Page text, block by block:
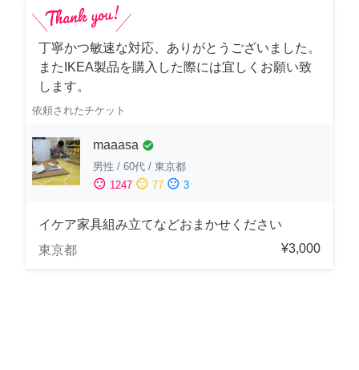
丁寧かつ敏速な対応、ありがとうございました。
またIKEA製品を購入した際には宜しくお願い致
します。
依頼されたチケット
maaasa check_circle
男性 / 60代 / 東京都
sentiment_satisfied 1247 sentiment_neutral 77 sentiment_dissatisfied 3
イケア家具組み立てなどおまかせください
東京都
¥3,000